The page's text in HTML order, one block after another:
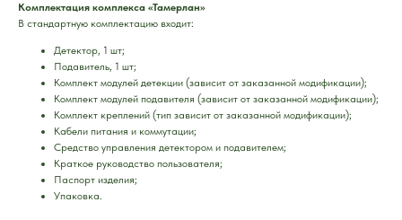
Комплектация комплекса «Тамерлан»
В стандартную комплектацию входит:
Детектор, 1 шт;
Подавитель, 1 шт;
Комплект модулей детекции (зависит от заказанной модификации);
Комплект модулей подавителя (зависит от заказанной модификации);
Комплект креплений (тип зависит от заказанной модификации);
Кабели питания и коммутации;
Средство управления детектором и подавителем;
Краткое руководство пользователя;
Паспорт изделия;
Упаковка.